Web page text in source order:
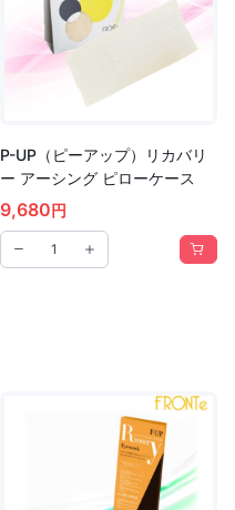
P-UP（ピーアップ）リカバリ
ー アーシング ピローケース
9,680円